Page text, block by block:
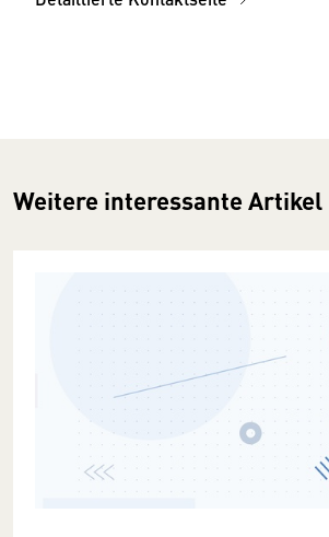
Weitere interessante Artikel